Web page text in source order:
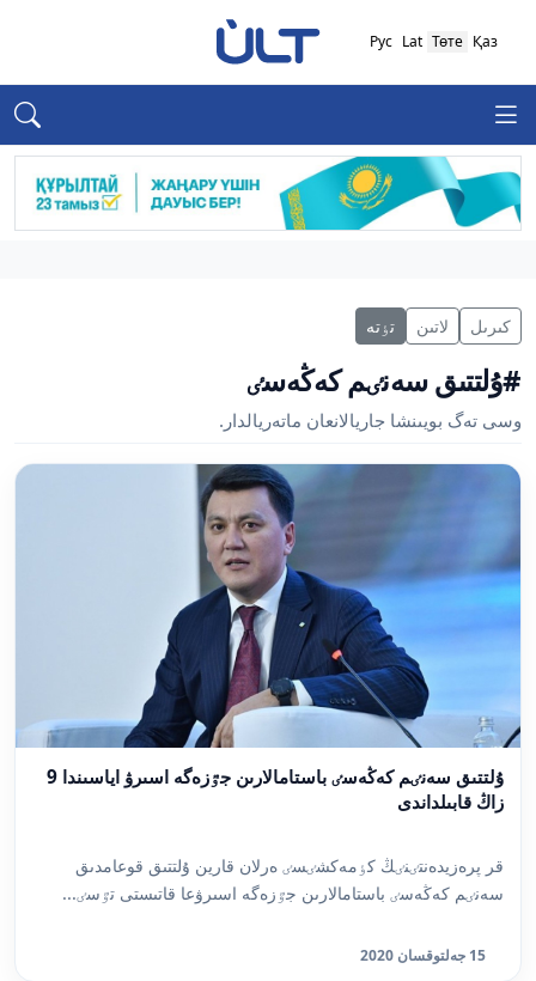
Қаз
Төте
Lat
Рус
كىرىل لاتىن تٶتە
#ۇلتتىق سەنٸم كەڭەسٸ
وسى تەگ بويىنشا جاريالانعان ماتەريالدار.
ۇلتتىق سەنٸم كەڭەسٸ باستامالارىن جٷزەگە اسىرۋ اياسىندا 9
زاڭ قابىلداندى
قر پرەزيدەنتٸنٸڭ كٶمەكشٸسٸ ەرلان قارين ۇلتتىق قوعامدىق
سەنٸم كەڭەسٸ باستامالارىن جٷزەگە اسىرۋعا قاتىستى تٷسٸ...
15 جەلتوقسان 2020